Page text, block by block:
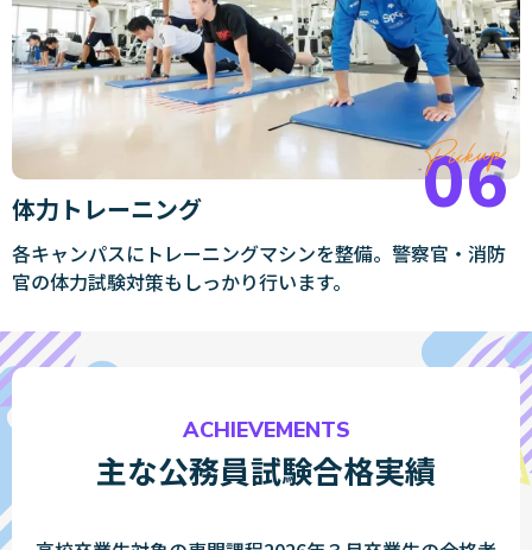
体力トレーニング
各キャンパスにトレーニングマシンを整備。警察官・消防
官の体力試験対策もしっかり行います。
主な公務員試験合格実績
ACHIEVEMENTS